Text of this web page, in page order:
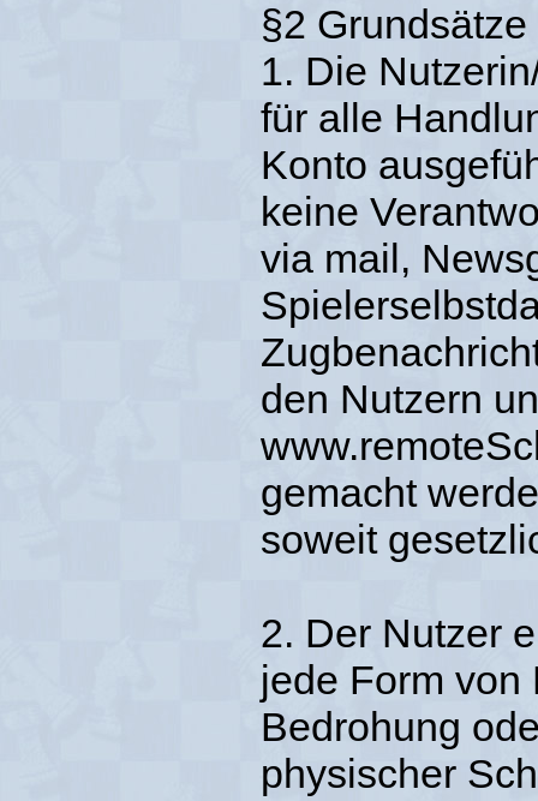
§2 Grundsätze
1. Die
für alle
Konto
keine
via mail,
den Nutzern
gemacht
soweit
2. Der Nutzer
jede Form
Bedrohung
physischer